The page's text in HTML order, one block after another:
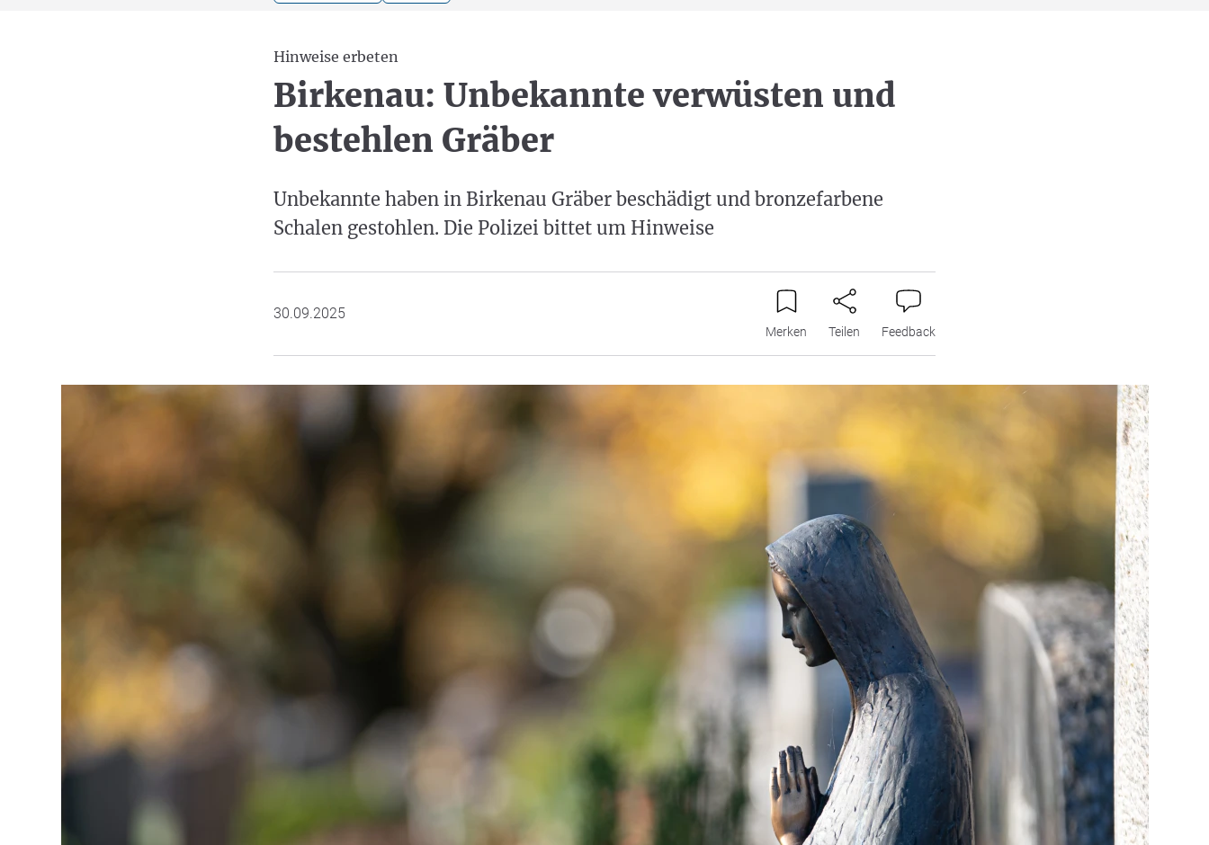
Hinweise erbeten
Birkenau: Unbekannte verwüsten und
bestehlen Gräber
Unbekannte haben in Birkenau Gräber beschädigt und bronzefarbene
Schalen gestohlen. Die Polizei bittet um Hinweise
30.09.2025
Merken Teilen Feedback